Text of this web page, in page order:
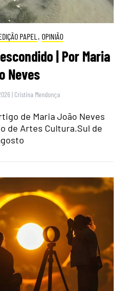
PAPEL , OPINIÃO
| Por Maria
Neves
| Cristina Mendonça
de Maria João Neves
de Artes Cultura.Sul de